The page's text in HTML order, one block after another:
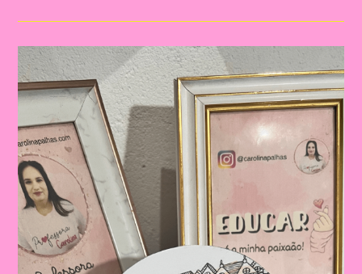
Do
Trânsito|Despertando
A
Consciência
No
Trânsito:
Educação
Infantil
E
Ensino
Fundamental